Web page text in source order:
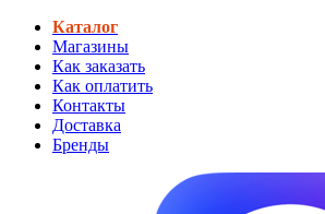
Каталог
Магазины
Как заказать
Как оплатить
Контакты
Доставка
Бренды